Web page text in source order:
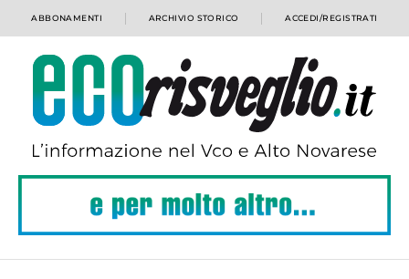
ABBONAMENTI ARCHIVIO STORICO ACCEDI/REGISTRATI